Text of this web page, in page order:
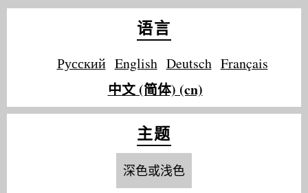
语言
Русский English Deutsch Français
中文 (简体) (cn)
主题
深色或浅色